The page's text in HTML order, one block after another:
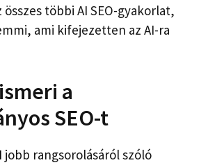
többi AI SEO-gyakorlat,
ami kifejezetten az AI-ra
a
SEO-t
jobb rangsorolásáról szóló